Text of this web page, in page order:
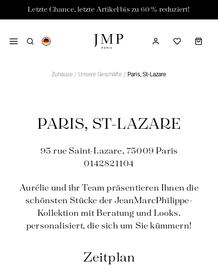
Letzte Chance, letzte Artikel bis zu 60 % reduziert!
NEUE KOLLEKTION
Neue FW27 Kollektion
VÊTEMENTS
T-Shirts
Mäntel
LAST CHANCE
LAST CHANCE
Pullover
Westen
DIE MARKE
Unsere Geschichte ; 40 Jahre Mode
Zuhause / Unsere Geschäfte / Paris, St-Lazare
PARIS, ST-LAZARE
95 rue Saint-Lazare, 75009 Paris
0142821104
Aurélie und ihr Team präsentieren Ihnen die
schönsten Stücke der JeanMarcPhilippe-
Kollektion mit Beratung und Looks.
personalisiert, die sich um Sie kümmern!
Zeitplan